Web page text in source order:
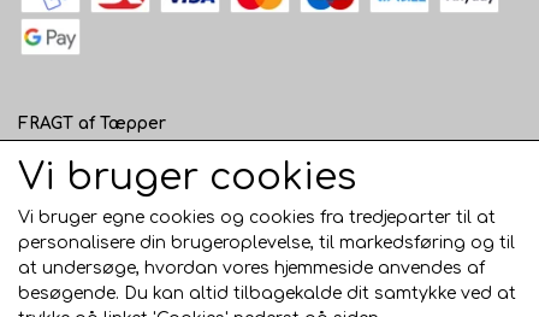
FRAGT af Tæpper
1 - 120 cm bred - 49 kr. til pakkeshop eller 82 kr.
hjemmelevering
121 - 200 cm bred - 99 kr. hjemmelevering
Over 200 cm bred - KUN Afhentning i Horsens
AFHENTNING I HORSENS - GRATIS
Vi bruger cookies
Vi bruger egne cookies og cookies fra tredjeparter til at
personalisere din brugeroplevelse, til markedsføring og til
at undersøge, hvordan vores hjemmeside anvendes af
besøgende. Du kan altid tilbagekalde dit samtykke ved at